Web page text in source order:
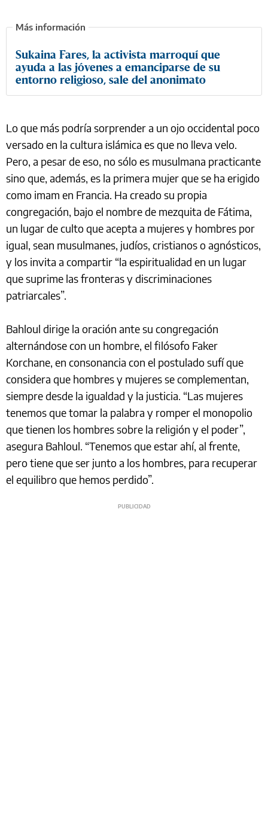
Sukaina Fares, la activista marroquí que
ayuda a las jóvenes a emanciparse de su
entorno religioso, sale del anonimato
Lo que más podría sorprender a un ojo occidental poco
versado en la cultura islámica es que no lleva velo.
Pero, a pesar de eso, no sólo es musulmana practicante
sino que, además, es la primera mujer que se ha erigido
como imam en Francia. Ha creado su propia
congregación, bajo el nombre de mezquita de Fátima,
un lugar de culto que acepta a mujeres y hombres por
igual, sean musulmanes, judíos, cristianos o agnósticos,
y los invita a compartir “la espiritualidad en un lugar
que suprime las fronteras y discriminaciones
patriarcales”.
Bahloul dirige la oración ante su congregación
alternándose con un hombre, el filósofo Faker
Korchane, en consonancia con el postulado sufí que
considera que hombres y mujeres se complementan,
siempre desde la igualdad y la justicia. “Las mujeres
tenemos que tomar la palabra y romper el monopolio
que tienen los hombres sobre la religión y el poder”,
asegura Bahloul. “Tenemos que estar ahí, al frente,
pero tiene que ser junto a los hombres, para recuperar
el equilibro que hemos perdido”.